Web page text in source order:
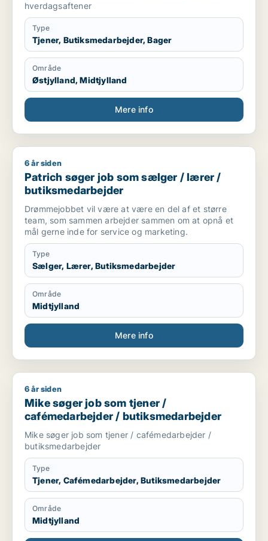
hverdagsaftener
Type
Tjener, Butiksmedarbejder, Bager
Område
Østjylland, Midtjylland
Mere info
Patrich søger job som sælger / lærer / butiksmedarbejder
6 år siden
Patrich søger job som sælger / lærer /
butiksmedarbejder
Drømmejobbet vil være at være en del af et større
team, som sammen arbejder sammen om at opnå et
mål gerne inde for service og marketing.
Type
Sælger, Lærer, Butiksmedarbejder
Område
Midtjylland
Mere info
Mike søger job som tjener / cafémedarbejder /
6 år siden
Mike søger job som tjener /
cafémedarbejder / butiksmedarbejder
Mike søger job som tjener / cafémedarbejder /
butiksmedarbejder
Type
Tjener, Cafémedarbejder, Butiksmedarbejder
Område
Midtjylland